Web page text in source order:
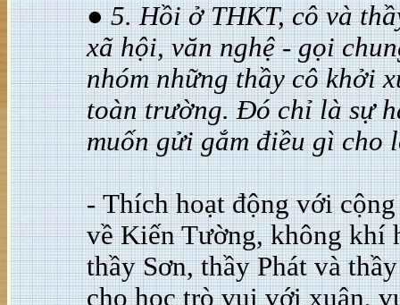
● 5. Hồi ở THKT, cô và
xã hội, văn nghệ - gọi
nhóm những thầy cô khởi
toàn trường. Đó chỉ là sự
muốn gửi gắm điều gì cho
-Thích hoạt động với
về Kiến Tường, không khí
thầy Sơn, thầy Phát và
cho học trò vui với xuân,